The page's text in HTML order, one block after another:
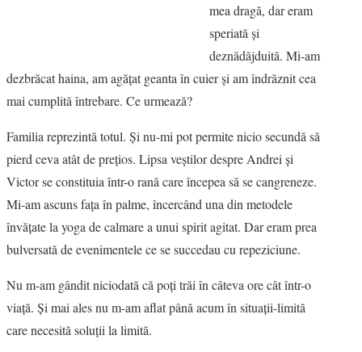
CONTRAPAGINI
RECENZII DE CARTE
SUSPANS
CRONICI DE FILM
INTERVIU
DOSAR DE IDEI
mea dragă, dar eram
speriată şi
deznădăjduită. Mi-am
dezbrăcat haina, am agăţat geanta în cuier şi am îndrăznit cea
mai cumplită întrebare. Ce urmează?
Familia reprezintă totul. Şi nu-mi pot permite nicio secundă să
pierd ceva atât de preţios. Lipsa veştilor despre Andrei şi
Victor se constituia într-o rană care începea să se cangreneze.
Mi-am ascuns faţa în palme, încercând una din metodele
învăţate la yoga de calmare a unui spirit agitat. Dar eram prea
bulversată de evenimentele ce se succedau cu repeziciune.
Nu m-am gândit niciodată că poţi trăi în câteva ore cât într-o
viaţă. Şi mai ales nu m-am aflat până acum în situaţii-limită
care necesită soluţii la limită.